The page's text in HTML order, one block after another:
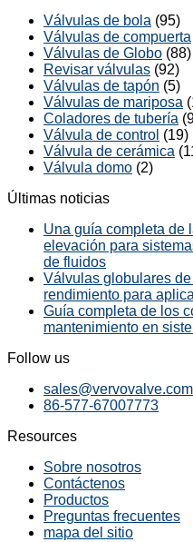
Válvulas de bola (95)
Válvulas de compuerta
Válvulas de Globo (88)
Revisar válvulas (92)
Válvulas de tapón (5)
Válvulas de mariposa
Coladores de tubería
Válvula de control (19)
Válvula de cerámica
Válvula domo (2)
Últimas noticias
Una guía completa de
elevación para
de fluidos
Válvulas globulares
rendimiento para
Guía completa de los
mantenimiento en
Follow us
sales@vervovalve.com
86-577-67007773
Resources
Sobre nosotros
Contáctenos
Productos
Preguntas frecuentes
mapa del sitio